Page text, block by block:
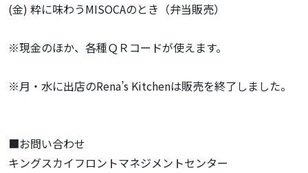
(金) 粋に味わうMISOCAのとき（弁当販売）
※現金のほか、各種ＱＲコードが使えます。
※月・水に出店のRena’s Kitchenは販売を終了しました。
■お問い合わせ
キングスカイフロントマネジメントセンター